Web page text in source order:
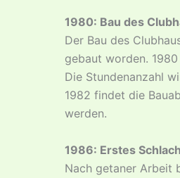
1980: Bau des
Der Bau des
gebaut worden.
Die Stundenanzahl
1982 findet die
werden.
1986: Erstes
Nach getaner Arbeit